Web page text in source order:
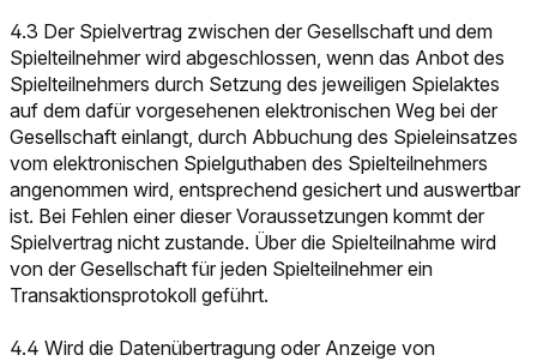
4.3 Der Spielvertrag zwischen der Gesellschaft und dem
Spielteilnehmer wird abgeschlossen, wenn das Anbot des
Spielteilnehmers durch Setzung des jeweiligen Spielaktes
auf dem dafür vorgesehenen elektronischen Weg bei der
Gesellschaft einlangt, durch Abbuchung des Spieleinsatzes
vom elektronischen Spielguthaben des Spielteilnehmers
angenommen wird, entsprechend gesichert und auswertbar
ist. Bei Fehlen einer dieser Voraussetzungen kommt der
Spielvertrag nicht zustande. Über die Spielteilnahme wird
von der Gesellschaft für jeden Spielteilnehmer ein
Transaktionsprotokoll geführt.
4.4 Wird die Datenübertragung oder Anzeige von